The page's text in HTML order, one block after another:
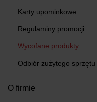
Karty upominkowe
Regulaminy promocji
Wycofane produkty
Odbiór zużytego sprzętu
O firmie